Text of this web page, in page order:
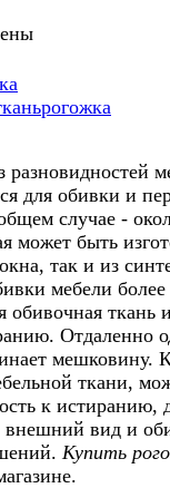
рогожка
разновидностей
для обивки и
случае -
может быть
так и из
мебели более
обивочная
Отдаленно
мешковину.
ткани,
к истиранию,
внешний вид и
Купить